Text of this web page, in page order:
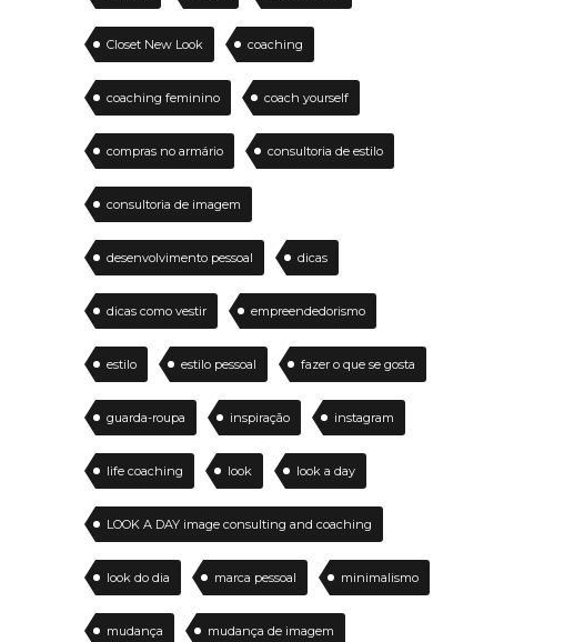
Closet New Look coaching
coaching feminino coach yourself
compras no armário consultoria de estilo
consultoria de imagem
desenvolvimento pessoal dicas
dicas como vestir empreendedorismo
estilo estilo pessoal fazer o que se gosta
guarda-roupa inspiração instagram
life coaching look look a day
LOOK A DAY image consulting and coaching
look do dia marca pessoal minimalismo
mudança mudança de imagem